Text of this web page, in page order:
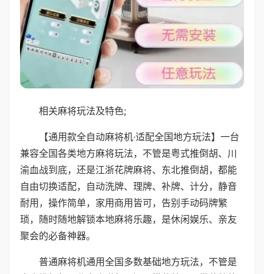
相关麻将玩法及特色;
【通用款全自动麻将机·适配全国地方玩法】一台
兼容全国各类地方麻将玩法，不管是粤式推倒胡、川
渝血战到底，还是江浙花牌麻将、东北推倒胡，都能
自由切换适配，自动洗牌、理牌、补牌、计分，静音
耐用，操作简单，家用商用皆可，告别手动码牌繁
琐，随时随地解锁本地麻将乐趣，是休闲娱乐、亲友
聚会的必备神器。
普通麻将机通用全国多数基础地方玩法，不管是